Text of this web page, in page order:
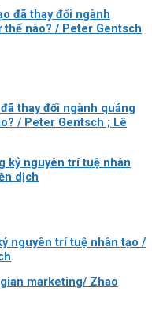
thay đổi ngành quảng
/ Peter Gentsch ; Lê
nguyên trí tuệ nhân tạo /